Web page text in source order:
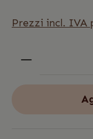
Prezzi incl. IVA